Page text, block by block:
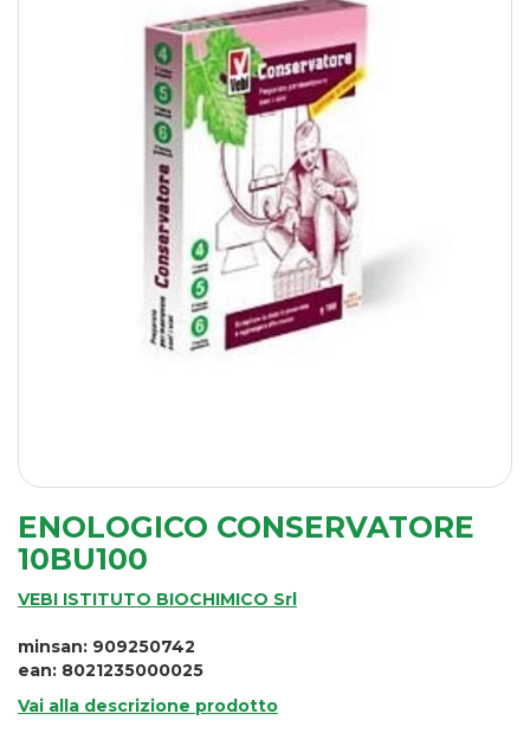
ENOLOGICO CONSERVATORE
10BU100
VEBI ISTITUTO BIOCHIMICO Srl
minsan: 909250742
ean: 8021235000025
Vai alla descrizione prodotto